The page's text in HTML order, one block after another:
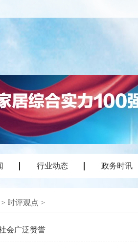
行业动态 政务时讯
> 时评观点 >
会广泛赞誉